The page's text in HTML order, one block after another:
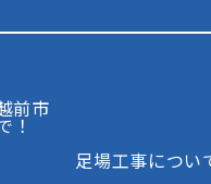
足場工事につい